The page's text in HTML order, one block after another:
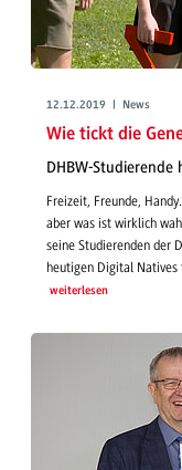
12.12.2019 | News
Wie tickt die
DHBW-Studierende
Freizeit, Freunde,
aber was ist wirklich
seine Studierenden der
heutigen Digital Natives
weiterlesen